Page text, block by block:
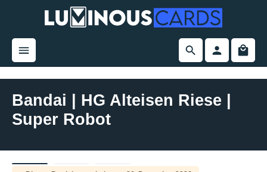
springen
Bandai | HG Alteisen Riese |
Super Robot